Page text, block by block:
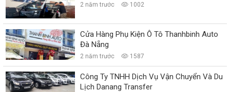
2 năm trước 1002
Cửa Hàng Phụ Kiện Ô Tô Thanhbinh Auto
Đà Nẵng
2 năm trước 1587
Công Ty TNHH Dịch Vụ Vận Chuyển Và Du
Lịch Danang Transfer